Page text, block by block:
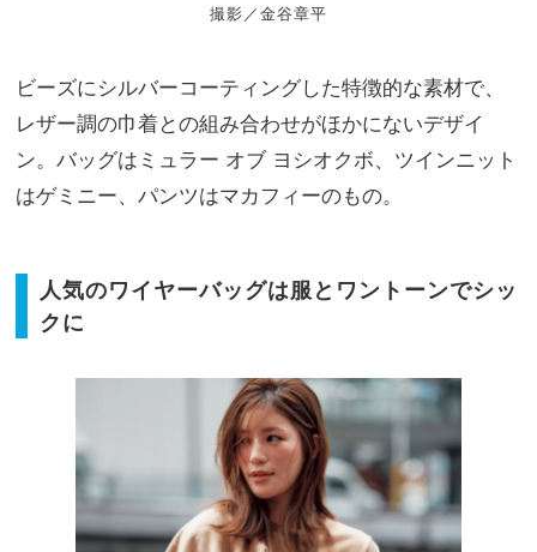
撮影／金谷章平
ビーズにシルバーコーティングした特徴的な素材で、
レザー調の巾着との組み合わせがほかにないデザイ
ン。バッグはミュラー オブ ヨシオクボ、ツインニット
はゲミニー、パンツはマカフィーのもの。
人気のワイヤーバッグは服とワントーンでシッ
クに